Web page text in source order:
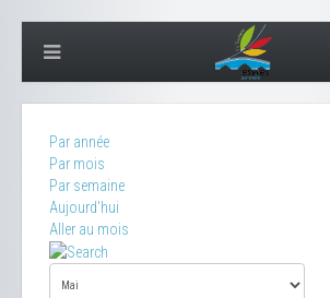
Par année
Par mois
Par semaine
Aujourd'hui
Aller au mois